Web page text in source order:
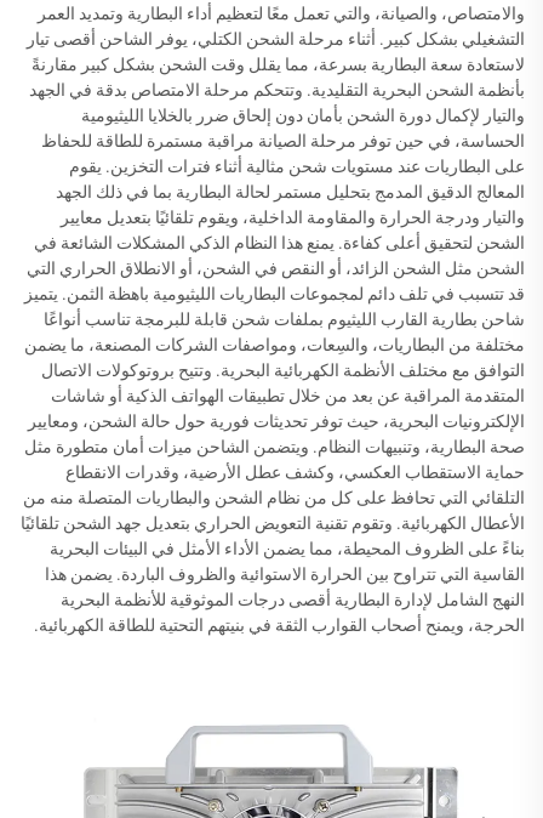
والامتصاص، والصيانة، والتي تعمل معًا لتعظيم أداء البطارية وتمديد العمر
التشغيلي بشكل كبير. أثناء مرحلة الشحن الكتلي، يوفر الشاحن أقصى تيار
لاستعادة سعة البطارية بسرعة، مما يقلل وقت الشحن بشكل كبير مقارنةً
بأنظمة الشحن البحرية التقليدية. وتتحكم مرحلة الامتصاص بدقة في الجهد
والتيار لإكمال دورة الشحن بأمان دون إلحاق ضرر بالخلايا الليثيومية
الحساسة، في حين توفر مرحلة الصيانة مراقبة مستمرة للطاقة للحفاظ
على البطاريات عند مستويات شحن مثالية أثناء فترات التخزين. يقوم
المعالج الدقيق المدمج بتحليل مستمر لحالة البطارية بما في ذلك الجهد
والتيار ودرجة الحرارة والمقاومة الداخلية، ويقوم تلقائيًا بتعديل معايير
الشحن لتحقيق أعلى كفاءة. يمنع هذا النظام الذكي المشكلات الشائعة في
الشحن مثل الشحن الزائد، أو النقص في الشحن، أو الانطلاق الحراري التي
قد تتسبب في تلف دائم لمجموعات البطاريات الليثيومية باهظة الثمن. يتميز
شاحن بطارية القارب الليثيوم بملفات شحن قابلة للبرمجة تناسب أنواعًا
مختلفة من البطاريات، والسِعات، ومواصفات الشركات المصنعة، ما يضمن
التوافق مع مختلف الأنظمة الكهربائية البحرية. وتتيح بروتوكولات الاتصال
المتقدمة المراقبة عن بعد من خلال تطبيقات الهواتف الذكية أو شاشات
الإلكترونيات البحرية، حيث توفر تحديثات فورية حول حالة الشحن، ومعايير
صحة البطارية، وتنبيهات النظام. ويتضمن الشاحن ميزات أمان متطورة مثل
حماية الاستقطاب العكسي، وكشف عطل الأرضية، وقدرات الانقطاع
التلقائي التي تحافظ على كل من نظام الشحن والبطاريات المتصلة منه من
الأعطال الكهربائية. وتقوم تقنية التعويض الحراري بتعديل جهد الشحن تلقائيًا
بناءً على الظروف المحيطة، مما يضمن الأداء الأمثل في البيئات البحرية
القاسية التي تتراوح بين الحرارة الاستوائية والظروف الباردة. يضمن هذا
النهج الشامل لإدارة البطارية أقصى درجات الموثوقية للأنظمة البحرية
الحرجة، ويمنح أصحاب القوارب الثقة في بنيتهم التحتية للطاقة الكهربائية.